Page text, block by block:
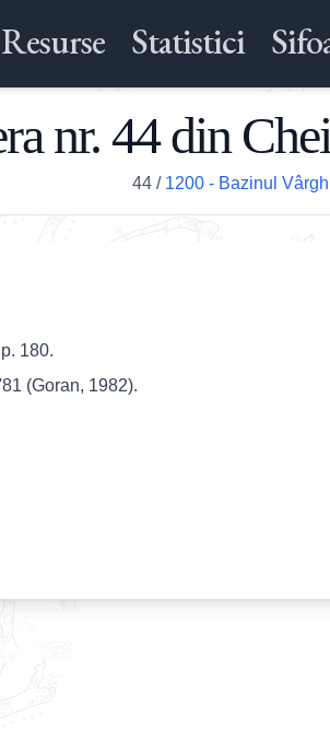
Resurse Statistici
nr. 44 din
44 / 1200 - Bazinul
180.
(Goran, 1982).